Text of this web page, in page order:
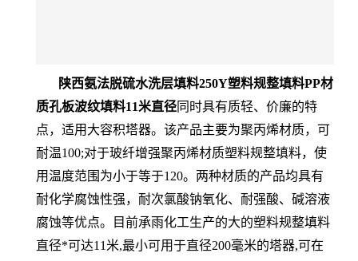
陕西氨法脱硫水洗层填料250Y塑料规整填料PP材
质孔板波纹填料11米直径同时具有质轻、价廉的特
点，适用大容积塔器。该产品主要为聚丙烯材质，可
耐温100;对于玻纤增强聚丙烯材质塑料规整填料，使
用温度范围为小于等于120。两种材质的产品均具有
耐化学腐蚀性强，耐次氯酸钠氧化、耐强酸、碱溶液
腐蚀等优点。目前承雨化工生产的大的塑料规整填料
直径*可达11米,最小可用于直径200毫米的塔器,可在